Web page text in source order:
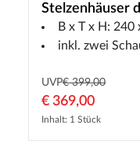
Stelzenhäuser
SMART +
B x T x H:
inkl. zwei
UVP€ 399,00
€ 369,00
Inhalt: 1 Stück